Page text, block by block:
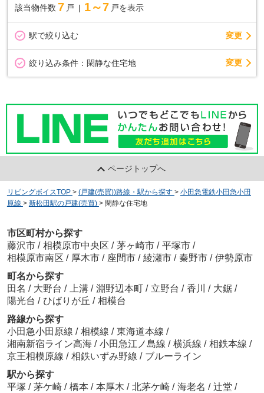
該当物件数 7 戸 1～7 戸を表示
駅で絞り込む 変更
絞り込み条件： 閑静な住宅地 変更
ページトップへ
リビングボイスTOP > (戸建(売買))路線・駅から探す > 小田急電鉄小田急小田
原線 > 新松田駅の戸建(売買) > 閑静な住宅地
市区町村から探す
藤沢市 / 相模原市中央区 / 茅ヶ崎市 / 平塚市 /
相模原市南区 / 厚木市 / 座間市 / 綾瀬市 / 秦野市 / 伊勢原市
町名から探す
田名 / 大野台 / 上溝 / 淵野辺本町 / 立野台 / 香川 / 大鋸 /
陽光台 / ひばりが丘 / 相模台
路線から探す
小田急小田原線 / 相模線 / 東海道本線 /
湘南新宿ライン高海 / 小田急江ノ島線 / 横浜線 / 相鉄本線 /
京王相模原線 / 相鉄いずみ野線 / ブルーライン
駅から探す
平塚 / 茅ケ崎 / 橋本 / 本厚木 / 北茅ケ崎 / 海老名 / 辻堂 /